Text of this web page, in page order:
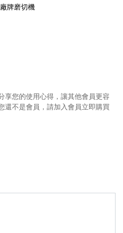
牌磨切機
享您的使用心得，讓其他會員更容
還不是會員，請加入會員立即購買